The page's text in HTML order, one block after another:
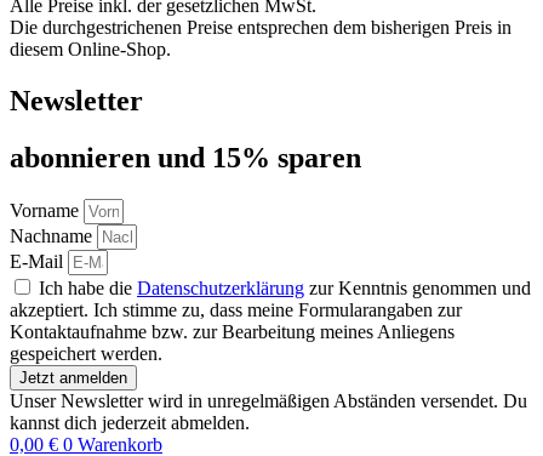
Alle Preise inkl. der gesetzlichen MwSt.
Die durchgestrichenen Preise entsprechen dem bisherigen Preis in
diesem Online-Shop.
Newsletter
abon­nie­ren und 15% sparen
Vorname
Nachname
E-Mail
Ich habe die Datenschutzerklärung zur Kenntnis genommen und
akzeptiert. Ich stimme zu, dass meine Formularangaben zur
Kontaktaufnahme bzw. zur Bearbeitung meines Anliegens
gespeichert werden.
Jetzt anmelden
Unser Newsletter wird in unregelmäßigen Abständen versendet. Du
kannst dich jederzeit abmelden.
0,00 € 0 Warenkorb